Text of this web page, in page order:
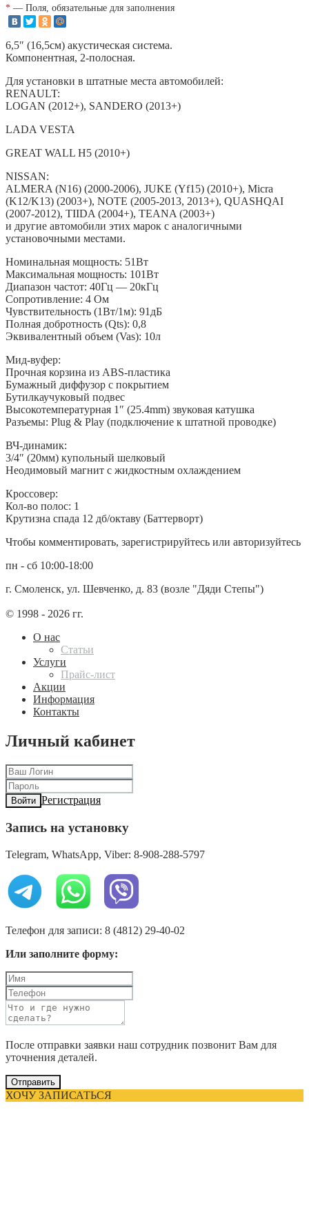
* — Поля, обязательные для заполнения
6,5″ (16,5см) акустическая система.
Компонентная, 2-полосная.
Для установки в штатные места автомобилей:
RENAULT:
LOGAN (2012+), SANDERO (2013+)
LADA VESTA
GREAT WALL H5 (2010+)
NISSAN:
ALMERA (N16) (2000-2006), JUKE (Yf15) (2010+), Micra
(K12/K13) (2003+), NOTE (2005-2013, 2013+), QUASHQAI
(2007-2012), TIIDA (2004+), TEANA (2003+)
и другие автомобили этих марок с аналогичными
установочными местами.
Номинальная мощность: 51Вт
Максимальная мощность: 101Вт
Диапазон частот: 40Гц — 20кГц
Сопротивление: 4 Ом
Чувствительность (1Вт/1м): 91дБ
Полная добротность (Qts): 0,8
Эквивалентный объем (Vas): 10л
Мид-вуфер:
Прочная корзина из ABS-пластика
Бумажный диффузор с покрытием
Бутилкаучуковый подвес
Высокотемпературная 1″ (25.4mm) звуковая катушка
Разъемы: Plug & Play (подключение к штатной проводке)
ВЧ-динамик:
3/4″ (20мм) купольный шелковый
Неодимовый магнит с жидкостным охлаждением
Кроссовер:
Кол-во полос: 1
Крутизна спада 12 дб/октаву (Баттерворт)
Чтобы комментировать, зарегистрируйтесь или авторизуйтесь
пн - сб 10:00-18:00
г. Смоленск, ул. Шевченко, д. 83 (возле "Дяди Степы")
© 1998 - 2026 гг.
О нас
Статьи
Услуги
Прайс-лист
Акции
Информация
Контакты
Личный кабинет
Войти Регистрация
Запись на установку
Telegram, WhatsApp, Viber: 8-908-288-5797
Телефон для записи: 8 (4812) 29-40-02
Или заполните форму:
После отправки заявки наш сотрудник позвонит Вам для
уточнения деталей.
Отправить
ХОЧУ ЗАПИСАТЬСЯ